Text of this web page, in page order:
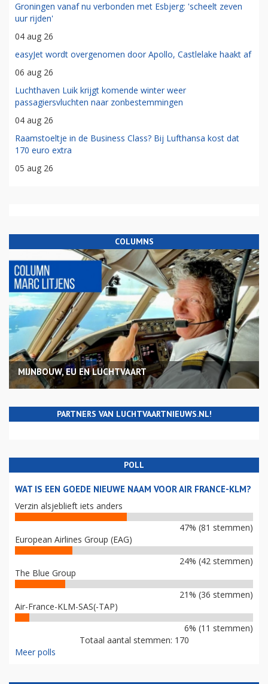
Groningen vanaf nu verbonden met Esbjerg: 'scheelt zeven
uur rijden'
04 aug 26
easyJet wordt overgenomen door Apollo, Castlelake haakt af
06 aug 26
Luchthaven Luik krijgt komende winter weer
passagiersvluchten naar zonbestemmingen
04 aug 26
Raamstoeltje in de Business Class? Bij Lufthansa kost dat
170 euro extra
05 aug 26
COLUMNS
MIJNBOUW, EU EN LUCHTVAART
PARTNERS VAN LUCHTVAARTNIEUWS.NL!
POLL
WAT IS EEN GOEDE NIEUWE NAAM VOOR AIR FRANCE-KLM?
Verzin alsjeblieft iets anders
47% (81 stemmen)
European Airlines Group (EAG)
24% (42 stemmen)
The Blue Group
21% (36 stemmen)
Air-France-KLM-SAS(-TAP)
6% (11 stemmen)
Totaal aantal stemmen: 170
Meer polls